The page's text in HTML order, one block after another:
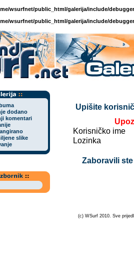
wsurfnet/public_html/galerija/include/
wsurfnet/public_html/galerija/include/
dodano
komentari
slike
Upišite
Korisničko ime
Lozinka
Zaboravili
(c) WSurf 2010. Sve